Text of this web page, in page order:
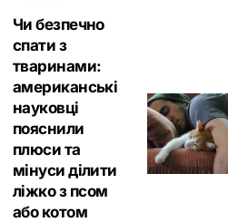
Чи безпечно
спати з
тваринами:
американські
науковці
пояснили
плюси та
мінуси ділити
ліжко з псом
або котом